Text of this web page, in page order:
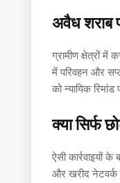
अवैध शराब
ग्रामीण क्षेत्रों
में परिवहन और
को न्यायिक
क्या सिर्फ
ऐसी कार्रवाइयों
और खरीद नेटवर्क